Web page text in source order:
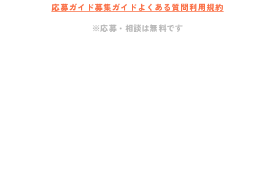
応募ガイド募集ガイド よくある質問利用規約
※応募・相談は無料です